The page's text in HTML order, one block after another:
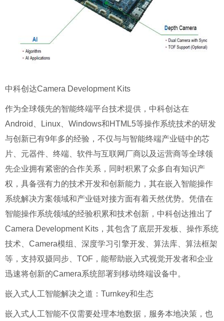
中科创达Camera Development Kits
作为全球领先的智能终端平台技术提供，中科创达在
Android、Linux、Windows和HTML5等操作系统技术的研发
与创新已有9年多的经验，不仅与与智能终端产业链中的芯
片、元器件、终端、软件与互联网厂商以及运营商等全球领
先企业拥有紧密的合作关系，同时积累了众多自有知识产
权，具备强有力的技术开发和创新能力，其在嵌入智能操作
系统解决方案领域和产业链对接方面有着天然优势。凭借在
智能操作系统领域的经验积累和技术创新，中科创达推出了
Camera Development Kits，其包含了底层开发板、操作系统
技术、Camera模组、深度学习引擎开发、算法库、算法框架
等，支持双摄同步、TOF，能帮助嵌入式视觉开发者和企业
迅速将创新的Camera系统部署到移动终端设备中。
嵌入式人工智能解决之道：Turnkey和生态
嵌入式人工智能不仅需要处理本地数据，服务本地决策，也